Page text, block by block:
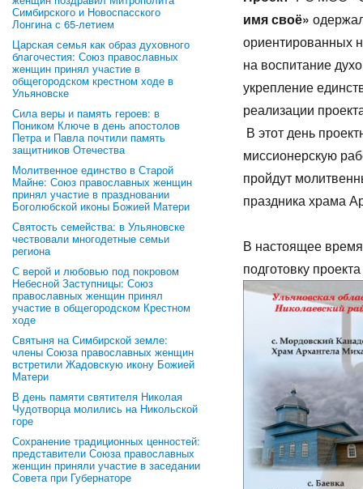
Симбирского и Новоспасского
Лонгина с 65-летием
Царская семья как образ духовного
благочестия: Союз православных
женщин принял участие в
общегородском крестном ходе в
Ульяновске
Сила веры и память героев: в
Поником Ключе в день апостолов
Петра и Павла почтили память
защитников Отечества
Молитвенное единство в Старой
Майне: Союз православных женщин
принял участие в праздновании
Боголюбской иконы Божией Матери
Святость семейства: в Ульяновске
чествовали многодетные семьи
региона
С верой и любовью под покровом
Небесной Заступницы: Союз
православных женщин принял
участие в общегородском Крестном
ходе
Святыня на Симбирской земле:
члены Союза православных женщин
встретили Жадовскую икону Божией
Матери
В день памяти святителя Николая
Чудотворца молились на Никольской
горе
Сохранение традиционных ценностей:
представители Союза православных
женщин приняли участие в заседании
Совета при Губернаторе
имя своё»
ориентированных
на воспитание
укрепление
реализации
В этот день
миссионерскую
пройдут
праздника храма
В настоящее время
подготовку